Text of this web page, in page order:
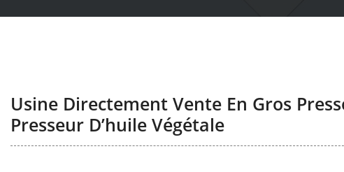
Usine Directement Vente En Gros
Presseur D’huile Végétale